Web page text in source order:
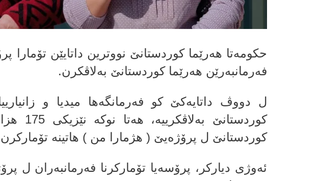
حكومه‌تا هه‌رێما كوردستانێ نووترین داتایێن تۆمارا
فه‌رمانبه‌رێن هه‌رێما كوردستانێ به‌لاڤكرن.
ل دووڤ داتایه‌كێ كو فه‌رمانگه‌ها میدیا و
كوردستانێ ل پرۆژه‌یێ ( هژمارا من ) هاتینه‌
ئه‌وژى دیاركر، پرۆسه‌یا تۆماركرنا فه‌رمانبه‌ران ل